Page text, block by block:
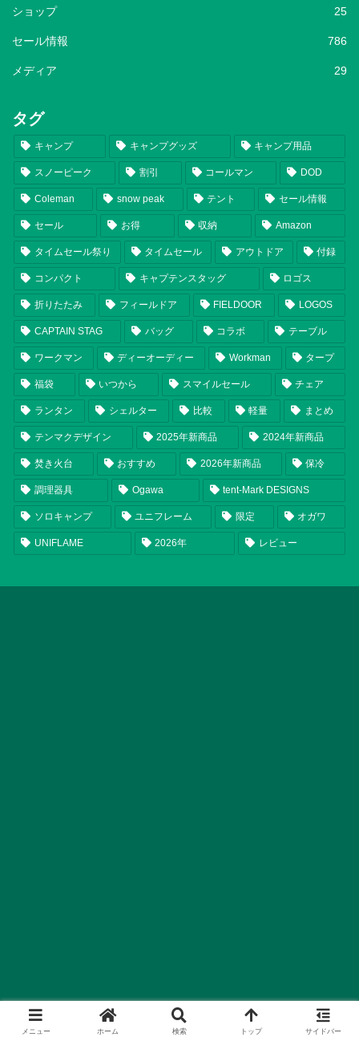
ショップ 25
セール情報 786
メディア 29
タグ
キャンプ キャンプグッズ キャンプ用品
スノーピーク 割引 コールマン DOD
Coleman snow peak テント セール情報
セール お得 収納 Amazon
タイムセール祭り タイムセール アウトドア 付録
コンパクト キャプテンスタッグ ロゴス
折りたたみ フィールドア FIELDOOR LOGOS
CAPTAIN STAG バッグ コラボ テーブル
ワークマン ディーオーディー Workman タープ
福袋 いつから スマイルセール チェア
ランタン シェルター 比較 軽量 まとめ
テンマクデザイン 2025年新商品 2024年新商品
焚き火台 おすすめ 2026年新商品 保冷
調理器具 Ogawa tent-Mark DESIGNS
ソロキャンプ ユニフレーム 限定 オガワ
UNIFLAME 2026年 レビュー
メニュー ホーム 検索 トップ サイドバー